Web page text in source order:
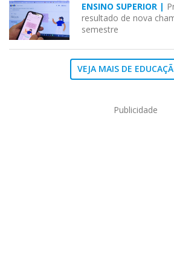
ENSINO SUPERIOR |
resultado de nova
semestre
VEJA MAIS DE
Publicidade